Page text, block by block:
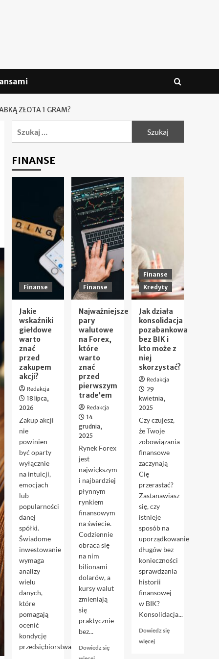
ZŁOTA 1 GRAM?
FINANSE
Finanse
Jakie
wskaźniki
giełdowe
warto
znać
przed
zakupem
akcji?
Redakcja
18 lipca,
2026
Zakup akcji
nie
powinien
być oparty
wyłącznie
na intuicji,
emocjach
lub
popularności
danej
spółki.
Świadome
inwestowanie
wymaga
analizy
wielu
danych,
które
pomagają
ocenić
kondycję
przedsiębiorstwa...
Finanse
Najważniejsze
pary
walutowe
na Forex,
które
warto
znać
przed
pierwszym
trade’em
Redakcja
14
grudnia,
2025
Rynek Forex
jest
największym
i najbardziej
płynnym
rynkiem
finansowym
na świecie.
Codziennie
obraca się
na nim
bilionami
dolarów, a
kursy walut
zmieniają
się
praktycznie
bez...
Dowiedz się
Dowiedz
Finanse
Kredyty
Jak działa
konsolidacja
pozabankowa
bez BIK i
kto może z
niej
skorzystać?
Redakcja
29
kwietnia,
2025
Czy czujesz,
że Twoje
zobowiązania
finansowe
zaczynają
Cię
przerastać?
Zastanawiasz
się, czy
istnieje
sposób na
uporządkowanie
długów bez
konieczności
sprawdzania
historii
finansowej
w BIK?
Konsolidacja...
Dowiedz się
więcejDowiedz